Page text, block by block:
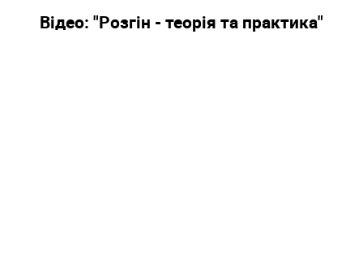
Відео: "Розгін - теорія та практика"